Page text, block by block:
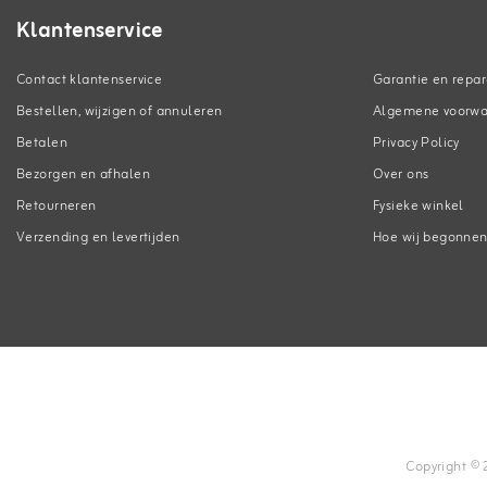
Klantenservice
Contact klantenservice
Bestellen, wijzigen of annuleren
Betalen
Bezorgen en afhalen
Retourneren
Verzending en levertijden
Garantie en
Algemene
Privacy Policy
Over ons
Fysieke winkel
Hoe wij begonnen
Copyright ©